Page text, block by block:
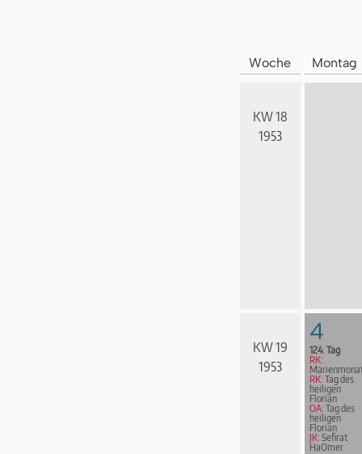
Woche Montag
KW 18
1953
KW 19
1953
4
124. Tag
RK:
RK: Tag des
heiligen
Florian
OA: Tag des
heiligen
Florian
JK: Sefirat
HaOmer